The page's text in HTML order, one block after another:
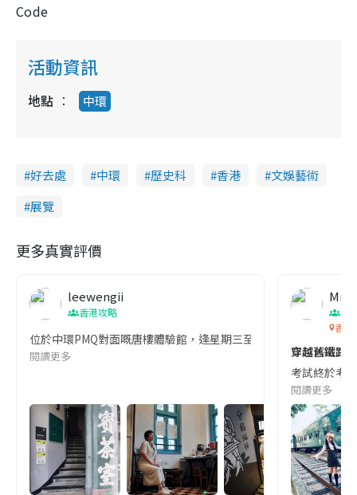
Code
活動資訊
地點 中環
好去處 中環 歷史科 香港
文娛藝術
展覽
更多真實評價
leewengii
香港攻略
位於中環PMQ對面嘅唐樓體驗館，逢星期三至日免費向公眾開放
閱讀更多
香港
穿越舊鐵路
考試終於考
閱讀更多